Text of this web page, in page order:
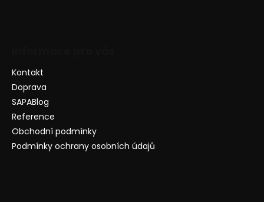
Kontakt
Doprava
SAPABlog
Reference
Obchodní podmínky
Podmínky ochrany osobních údajů